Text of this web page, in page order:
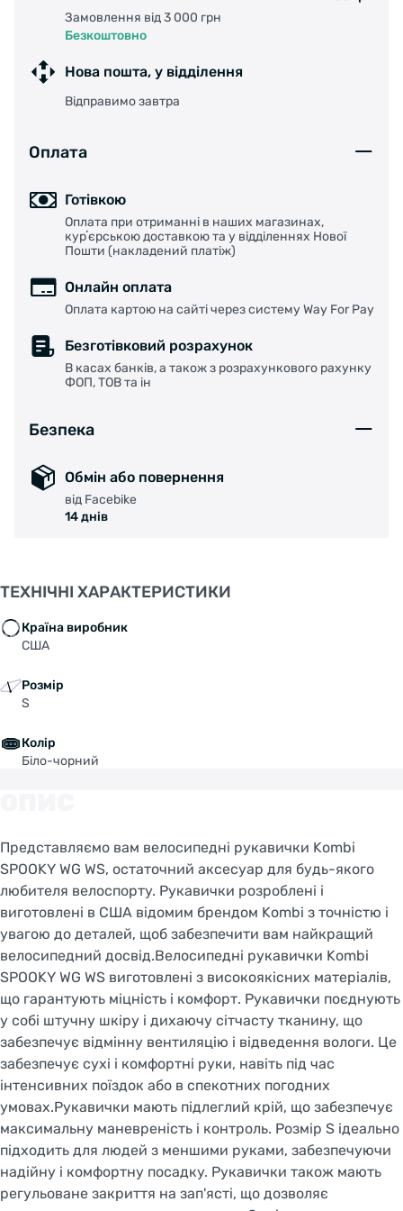
Замовлення від 3 000 грн
Безкоштовно
Нова пошта, у відділення
Відправимо завтра
Оплата
Готівкою
Оплата при отриманні в наших магазинах,
курʼєрською доставкою та у відділеннях Нової
Пошти (накладений платіж)
Онлайн оплата
Оплата картою на сайті через систему Way For Pay
Безготівковий розрахунок
В касах банків, а також з розрахункового рахунку
ФОП, ТОВ та ін
Безпека
Обмін або повернення
від Facebike
14 днів
ТЕХНІЧНІ ХАРАКТЕРИСТИКИ
Країна виробник
США
Розмір
S
Колір
Біло-чорний
Представляємо вам велосипедні рукавички Kombi
SPOOKY WG WS, остаточний аксесуар для будь-якого
любителя велоспорту. Рукавички розроблені і
виготовлені в США відомим брендом Kombi з точністю і
увагою до деталей, щоб забезпечити вам найкращий
велосипедний досвід.Велосипедні рукавички Kombi
SPOOKY WG WS виготовлені з високоякісних матеріалів,
що гарантують міцність і комфорт. Рукавички поєднують
у собі штучну шкіру і дихаючу сітчасту тканину, що
забезпечує відмінну вентиляцію і відведення вологи. Це
забезпечує сухі і комфортні руки, навіть під час
інтенсивних поїздок або в спекотних погодних
умовах.Рукавички мають підлеглий крій, що забезпечує
максимальну маневреність і контроль. Розмір S ідеально
підходить для людей з меншими руками, забезпечуючи
надійну і комфортну посадку. Рукавички також мають
регульоване закриття на зап'ясті, що дозволяє